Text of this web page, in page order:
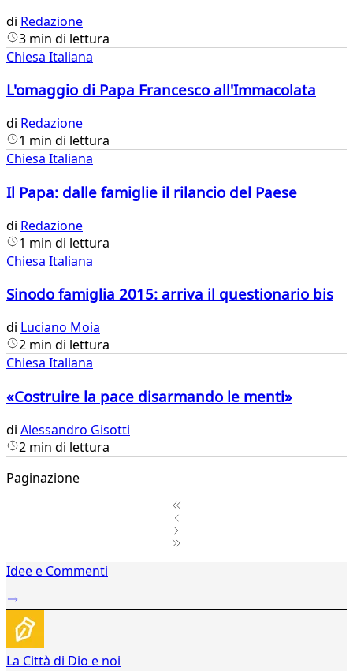
di Redazione
3 min di lettura
Chiesa Italiana
L'omaggio di Papa Francesco all'Immacolata
di Redazione
1 min di lettura
Chiesa Italiana
Il Papa: dalle famiglie il rilancio del Paese
di Redazione
1 min di lettura
Chiesa Italiana
Sinodo famiglia 2015: arriva il questionario bis
di Luciano Moia
2 min di lettura
Chiesa Italiana
«Costruire la pace disarmando le menti»
di Alessandro Gisotti
2 min di lettura
Paginazione
2Idee e Commenti
La Città di Dio e noi